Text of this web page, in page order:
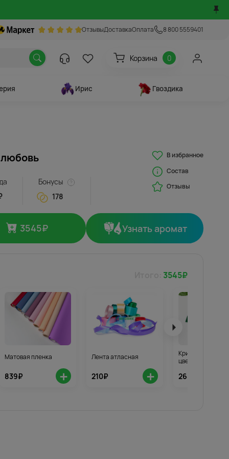
ОтзывыДоставкаОплата 8 800 5559401
Корзина 0
Ирис Гвоздика
Бонусы
178
В избранное
Состав
Отзывы
3545₽ Узнать аромат
3545₽
Матовая пленка
839₽ +
Лента атласная
210₽ +
Кризал для
цветов 3шт.
268₽